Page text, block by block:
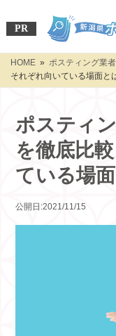
PR
HOME» ポスティング業
それぞれ向いている場面と
ポスティ
を徹底比
ている場
公開日:2021/11/15